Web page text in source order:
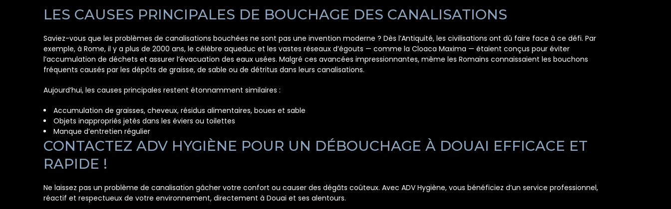
LES CAUSES PRINCIPALES DE BOUCHAGE DES CANALISATIONS
Saviez-vous que les problèmes de canalisations bouchées ne sont pas une invention moderne ? Dès l’Antiquité, les civilisations ont dû faire face à ce défi. Par
exemple, à Rome, il y a plus de 2000 ans, le célèbre aqueduc et les vastes réseaux d’égouts — comme la Cloaca Maxima — étaient conçus pour éviter
l’accumulation de déchets et assurer l’évacuation des eaux usées. Malgré ces avancées impressionnantes, même les Romains connaissaient les bouchons
fréquents causés par les dépôts de graisse, de sable ou de détritus dans leurs canalisations.
Aujourd’hui, les causes principales restent étonnamment similaires :
Accumulation de graisses, cheveux, résidus alimentaires, boues et sable
Objets inappropriés jetés dans les éviers ou toilettes
Manque d’entretien régulier
CONTACTEZ ADV HYGIÈNE POUR UN DÉBOUCHAGE À DOUAI EFFICACE ET
RAPIDE !
Ne laissez pas un problème de canalisation gâcher votre confort ou causer des dégâts coûteux. Avec ADV Hygiène, vous bénéficiez d’un service professionnel,
réactif et respectueux de votre environnement, directement à Douai et ses alentours.